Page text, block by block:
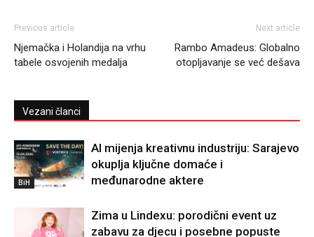
Previous article
Njemačka i Holandija na vrhu
tabele osvojenih medalja
Next article
Rambo Amadeus: Globalno
otopljavanje se već dešava
Vezani članci
BiH
AI mijenja kreativnu industriju: Sarajevo
okuplja ključne domaće i
međunarodne aktere
Zima u Lindexu: porodični event uz
zabavu za djecu i posebne popuste